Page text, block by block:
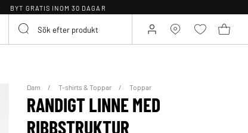
BYT GRATIS INOM 30 DAGAR
Dam T-shirts & Toppar Toppar
RANDIGT LINNE MED
RIBBSTRUKTUR